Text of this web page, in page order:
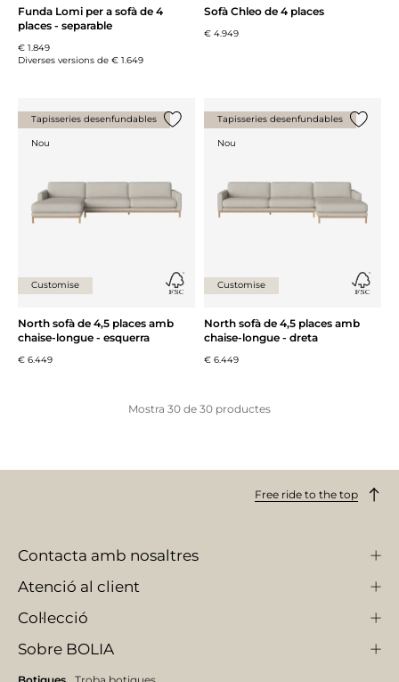
Funda Lomi per a sofà de 4
places - separable
€ 1.849
Diverses versions de € 1.649
Sofà Chleo de 4 places
€ 4.949
Tapisseries desenfundables
Nou {0} ja està a la llista
Customise
North sofà de 4,5 places amb
chaise-longue - esquerra
€ 6.449
Tapisseries desenfundables
Nou
Customise
North sofà de 4,5 places amb
chaise-longue - dreta
€ 6.449
Mostra 30 de 30 productes
Free ride to the top
Contacta amb nosaltres
Atenció al client
Col·lecció
Sobre BOLIA